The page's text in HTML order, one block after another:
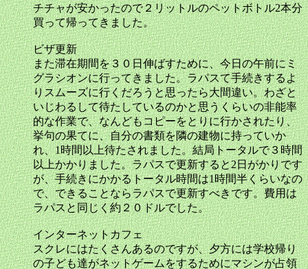
チチャが安かったので２リットルのペットボトル2本分
買って帰ってきました。
ビザ更新
また滞在期間を３０日伸ばすために、今日の午前にミ
グラシオンに行ってきました。ラパスて手続きするよ
りスムーズに行くだろうと思ったら大間違い。わざと
いじわるして待たしているのかと思うくらいの非能率
的な作業で、なんどもコピーをとりに行かされたり、
挙句の果てに、自分の書類を隣の建物に持っていか
れ、1時間以上待たされました。結局トータルで３時間
以上かかりました。ラパスで更新すると2日がかりです
が、手続きにかかるトータル時間は1時間半くらいなの
で、できることならラパスで更新すべきです。費用は
ラパスと同じく約２０ドルでした。
インターネットカフェ
スクレにはたくさんあるのですが、夕方には学校帰り
の子ども達がネットゲームをするためにマシンが占領